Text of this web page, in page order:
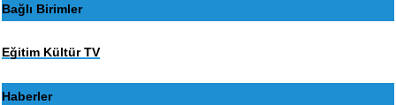
Bağlı Birimler
Eğitim Kültür TV
Haberler